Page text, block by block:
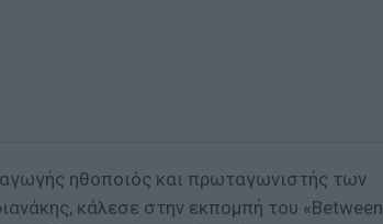
ηθοποιός και πρωταγωνιστής των
κάλεσε στην εκπομπή του «Between